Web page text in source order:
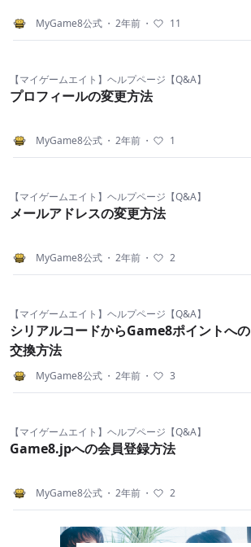
MyGame8公式 ・ 2年前 ・ 11
【マイゲームエイト】ヘルプページ【Q&A】
プロフィールの変更方法
MyGame8公式 ・ 2年前 ・ 1
【マイゲームエイト】ヘルプページ【Q&A】
メールアドレスの変更方法
MyGame8公式 ・ 2年前 ・ 2
【マイゲームエイト】ヘルプページ【Q&A】
シリアルコードからGame8ポイントへの
交換方法
MyGame8公式 ・ 2年前 ・ 3
【マイゲームエイト】ヘルプページ【Q&A】
Game8.jpへの会員登録方法
MyGame8公式 ・ 2年前 ・ 2